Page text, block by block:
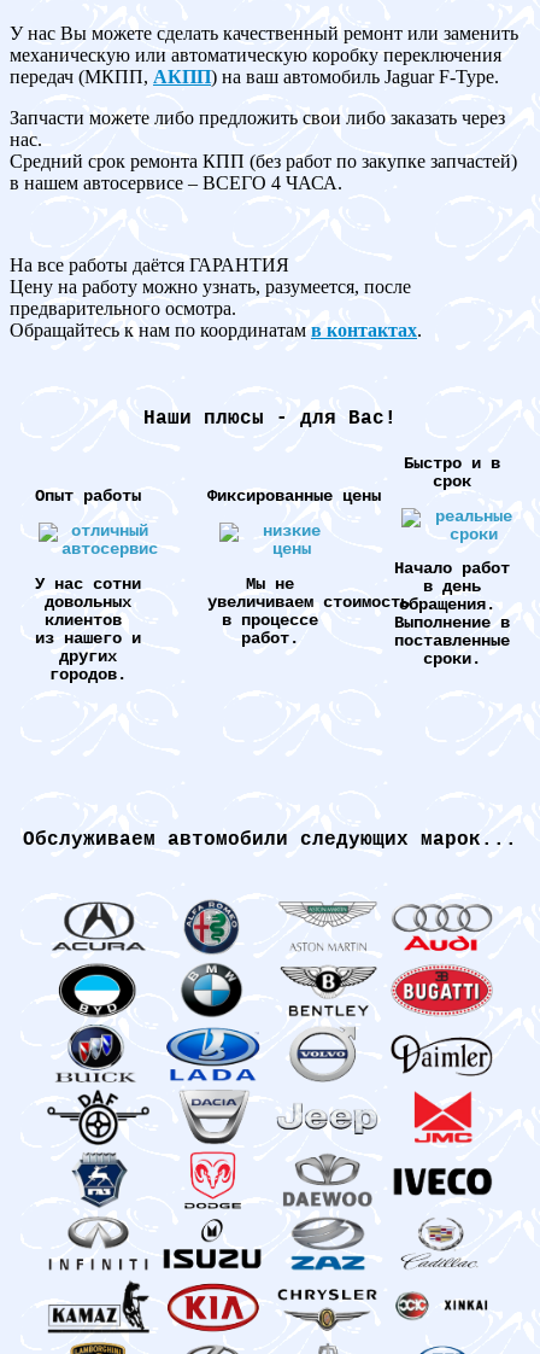
У нас Вы можете сделать качественный ремонт или заменить
механическую или автоматическую коробку переключения
передач (МКПП, АКПП) на ваш автомобиль Jaguar F-Type.
Запчасти можете либо предложить свои либо заказать через
нас.
Средний срок ремонта КПП (без работ по закупке запчастей)
в нашем автосервисе – ВСЕГО 4 ЧАСА.
На все работы даётся ГАРАНТИЯ
Цену на работу можно узнать, разумеется, после
предварительного осмотра.
Обращайтесь к нам по координатам в контактах.
Наши плюсы - для Вас!
Опыт работы
У нас сотни
довольных
клиентов
из нашего и
других
городов.
Фиксированные цены
Мы не
увеличиваем стоимость
в процессе
работ.
Быстро и в
срок
Начало работ
в день
обращения.
Выполнение в
поставленные
сроки.
Обслуживаем автомобили следующих марок...